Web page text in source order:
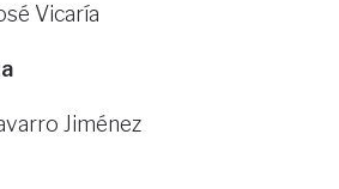
Vicaría
Jiménez